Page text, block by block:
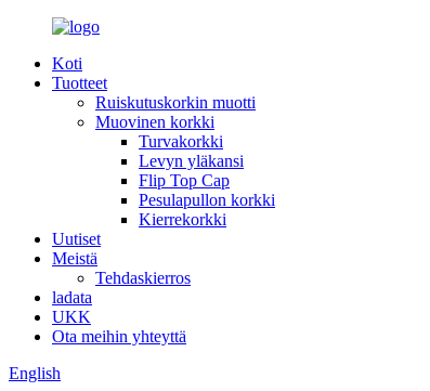
Koti
Tuotteet
Ruiskutuskorkin muotti
Muovinen korkki
Turvakorkki
Levyn yläkansi
Flip Top Cap
Pesulapullon korkki
Kierrekorkki
Uutiset
Meistä
Tehdaskierros
ladata
UKK
Ota meihin yhteyttä
English